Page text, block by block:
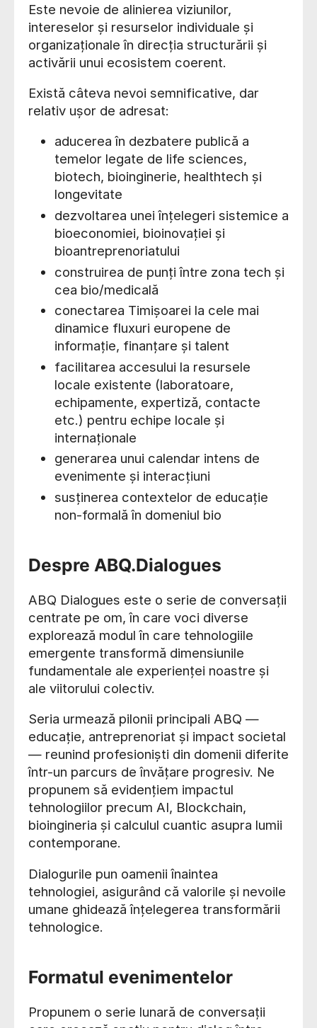
Este nevoie de alinierea viziunilor,
intereselor și resurselor individuale și
organizaționale în direcția structurării și
activării unui ecosistem coerent.
Există câteva nevoi semnificative, dar
relativ ușor de adresat:
aducerea în dezbatere publică a
temelor legate de life sciences,
biotech, bioinginerie, healthtech și
longevitate
dezvoltarea unei înțelegeri sistemice a
bioeconomiei, bioinovației și
bioantreprenoriatului
construirea de punți între zona tech și
cea bio/medicală
conectarea Timișoarei la cele mai
dinamice fluxuri europene de
informație, finanțare și talent
facilitarea accesului la resursele
locale existente (laboratoare,
echipamente, expertiză, contacte
etc.) pentru echipe locale și
internaționale
generarea unui calendar intens de
evenimente și interacțiuni
susținerea contextelor de educație
non-formală în domeniul bio
Despre ABQ.Dialogues
ABQ Dialogues este o serie de conversații
centrate pe om, în care voci diverse
explorează modul în care tehnologiile
emergente transformă dimensiunile
fundamentale ale experienței noastre și
ale viitorului colectiv.
Seria urmează pilonii principali ABQ —
educație, antreprenoriat și impact societal
— reunind profesioniști din domenii diferite
într-un parcurs de învățare progresiv. Ne
propunem să evidențiem impactul
tehnologiilor precum AI, Blockchain,
bioingineria și calculul cuantic asupra lumii
contemporane.
Dialogurile pun oamenii înaintea
tehnologiei, asigurând că valorile și nevoile
umane ghidează înțelegerea transformării
tehnologice.
Formatul evenimentelor
Propunem o serie lunară de conversații